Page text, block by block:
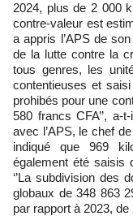
2024, plus de 2 000
contre-valeur est
a appris l’APS de
de la lutte contre la
tous genres, les
contentieuses et
prohibés pour une
580 francs CFA’’,
avec l’APS, le chef
indiqué que 969
également été saisis
‘’La subdivision des
globaux de 348 863
par rapport à 2023,